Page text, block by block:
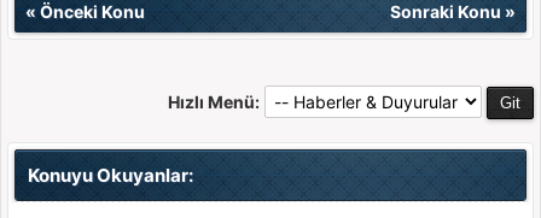
« Önceki Konu Sonraki Konu»
Hızlı Menü:
Konuyu Okuyanlar: